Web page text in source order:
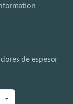
de espesor